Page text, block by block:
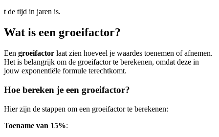
t de tijd in jaren is.
Wat is een groeifactor?
Een groeifactor laat zien hoeveel je waardes toenemen of afnemen.
Het is belangrijk om de groeifactor te berekenen, omdat deze in
jouw exponentiële formule terechtkomt.
Hoe bereken je een groeifactor?
Hier zijn de stappen om een groeifactor te berekenen:
Toename van 15%: